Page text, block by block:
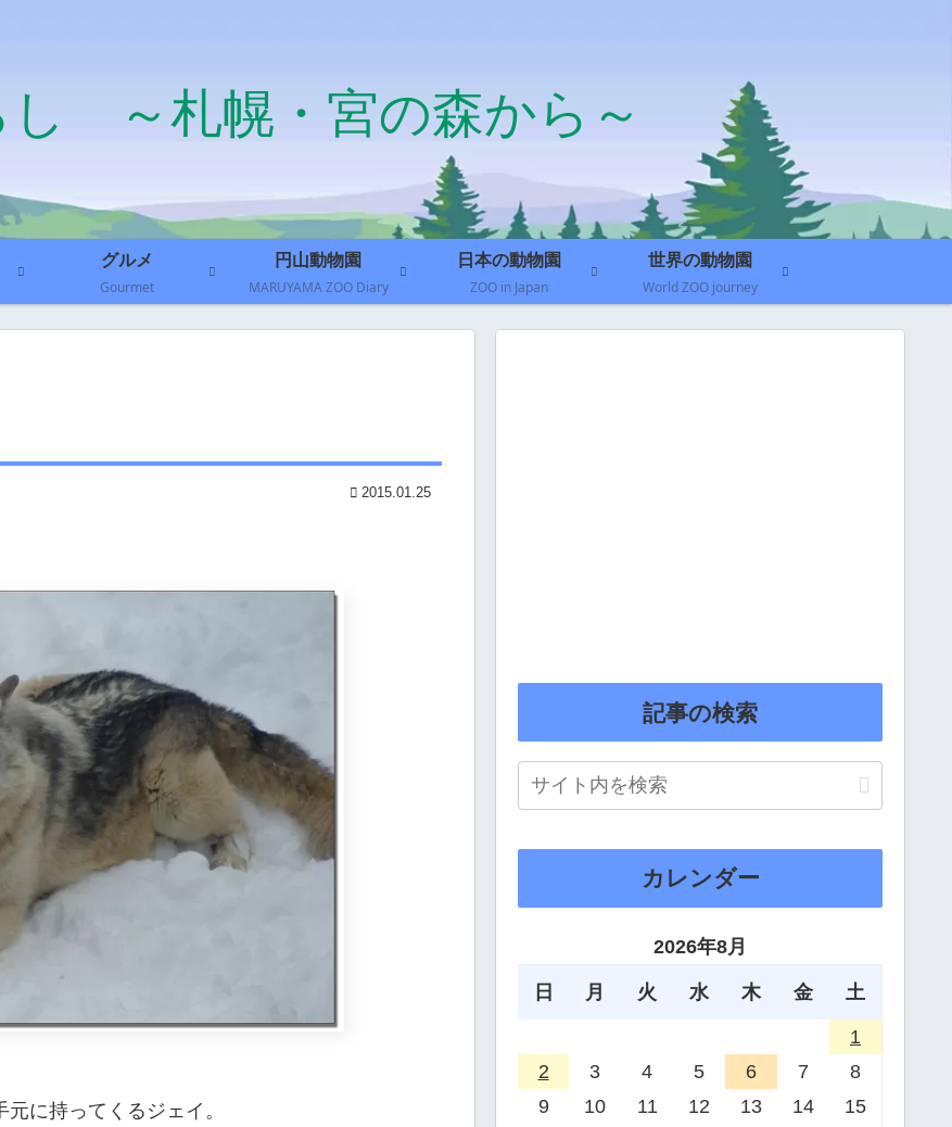
し ～札幌・宮の森から～
グルメ
Gourmet
円山動物園
MARUYAMA ZOO Diary
日本の動物園
ZOO in Japan
世界の動物園
World ZOO journey
2015.01.25
に持ってくるジェイ。
記事の検索
カレンダー
2026年8月
日 月 火 水 木 金 土
1
2
3 4 5 6 7
8
9
10 11 12 13 14
15